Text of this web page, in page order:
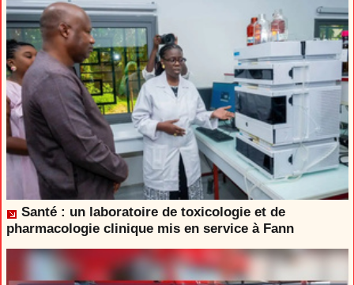
Santé : un laboratoire de toxicologie et de
pharmacologie clinique mis en service à Fann